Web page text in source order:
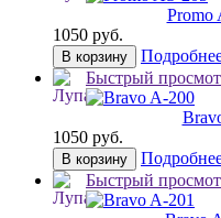
Promo
1050 руб.
В корзину
Быстрый
1050 руб.
В корзину
Быстрый